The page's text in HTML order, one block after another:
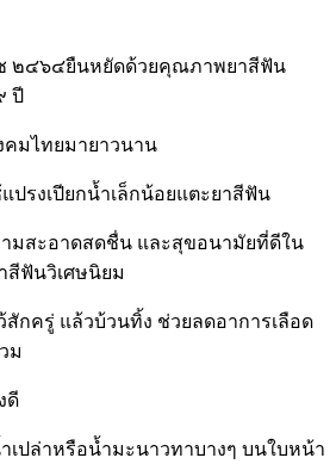
๒๔๖๔ยืนหยัดด้วยคุณภาพยาสีฟัน
ปี
คมไทยมายาวนาน
ปรงเปียกน้ำเล็กน้อยแตะยาสีฟัน
ามสะอาดสดชื่น และสุขอนามัยที่ดีใน
สีฟันวิเศษนิยม
สักครู่ แล้วบ้วนทิ้ง ช่วยลดอาการเลือด
ม
ดี
เปล่าหรือน้ำมะนาวทาบางๆ บนใบหน้า